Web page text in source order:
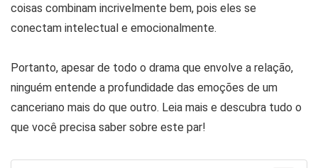
coisas combinam incrivelmente bem, pois eles se
conectam intelectual e emocionalmente.
Portanto, apesar de todo o drama que envolve a relação,
ninguém entende a profundidade das emoções de um
canceriano mais do que outro. Leia mais e descubra tudo o
que você precisa saber sobre este par!